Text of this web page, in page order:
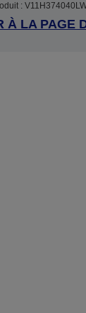
:
À LA PAGE